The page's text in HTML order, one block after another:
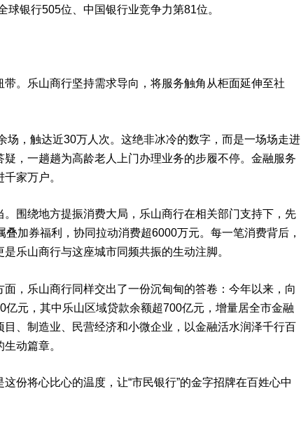
球银行505位、中国银行业竞争力第81位。
。乐山商行坚持需求导向，将服务触角从柜面延伸至社
场，触达近30万人次。这绝非冰冷的数字，而是一场场走进
，一趟趟为高龄老人上门办理业务的步履不停。金融服务
家万户。
围绕地方提振消费大局，乐山商行在相关部门支持下，先
加券福利，协同拉动消费超6000万元。每一笔消费背后，
乐山商行与这座城市同频共振的生动注脚。
，乐山商行同样交出了一份沉甸甸的答卷：今年以来，向
元，其中乐山区域贷款余额超700亿元，增量居全市金融
、制造业、民营经济和小微企业，以金融活水润泽千行百
动篇章。
份将心比心的温度，让“市民银行”的金字招牌在百姓心中